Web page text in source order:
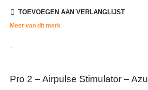
TOEVOEGEN AAN VERLANGLIJST
Meer van dit merk
Pro 2 – Airpulse Stimulator – Azul